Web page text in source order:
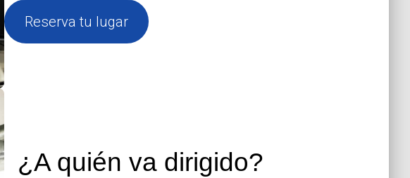
Reserva tu lugar
¿A quién va dirigido?